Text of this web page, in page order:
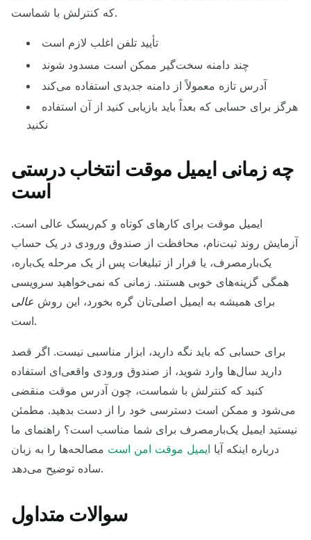
که کنترلش با شماست.
تأیید تلفن اغلب لازم است
چند دامنه سخت‌گیر ممکن است مسدود شوند
آدرس تازه معمولاً از دامنه جدیدی استفاده می‌کند
هرگز برای حسابی که بعداً باید بازیابی کنید از آن استفاده
نکنید
چه زمانی ایمیل موقت انتخاب درستی
است
ایمیل موقت برای کارهای کوتاه و کم‌ریسک عالی است.
آزمایش روند ثبت‌نام، محافظت از صندوق ورودی در یک حساب
یک‌بارمصرف، یا فرار از تبلیغات پس از یک مرحله یک‌باره،
همگی گزینه‌های خوبی هستند. زمانی که نمی‌خواهید سرویسی
برای همیشه به ایمیل اصلی‌تان گره بخورد، این روش عالی
است.
برای حسابی که باید نگه دارید، ابزار مناسبی نیست. اگر قصد
دارید سال‌ها وارد شوید، از صندوق ورودی واقعی‌ای استفاده
کنید که کنترلش با شماست، چون آدرس موقت منقضی
می‌شود و ممکن است دسترسی خود را از دست بدهید. مطمئن
نیستید ایمیل یک‌بارمصرف برای شما مناسب است؟ راهنمای ما
درباره اینکه آیا ایمیل موقت امن است مصالحه‌ها را به زبان
ساده توضیح می‌دهد.
سوالات متداول